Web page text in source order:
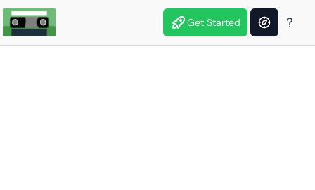
Get Started